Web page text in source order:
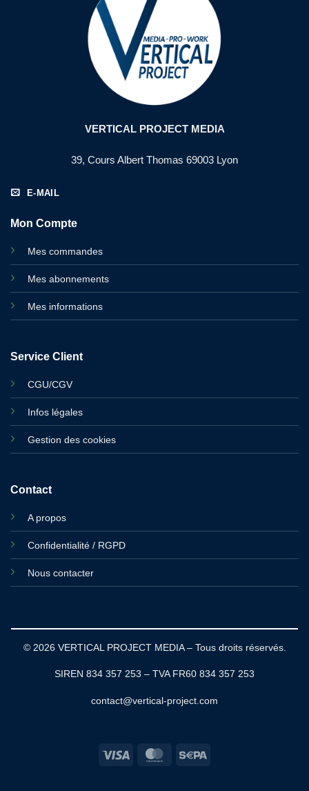
VERTICAL PROJECT MEDIA
39, Cours Albert Thomas 69003 Lyon
E-MAIL
Mon Compte
Mes commandes
Mes abonnements
Mes informations
Service Client
CGU/CGV
Infos légales
Gestion des cookies
Contact
A propos
Confidentialité / RGPD
Nous contacter
© 2026 VERTICAL PROJECT MEDIA – Tous droits réservés.
SIREN 834 357 253 – TVA FR60 834 357 253
contact@vertical-project.com
Visa MasterCard